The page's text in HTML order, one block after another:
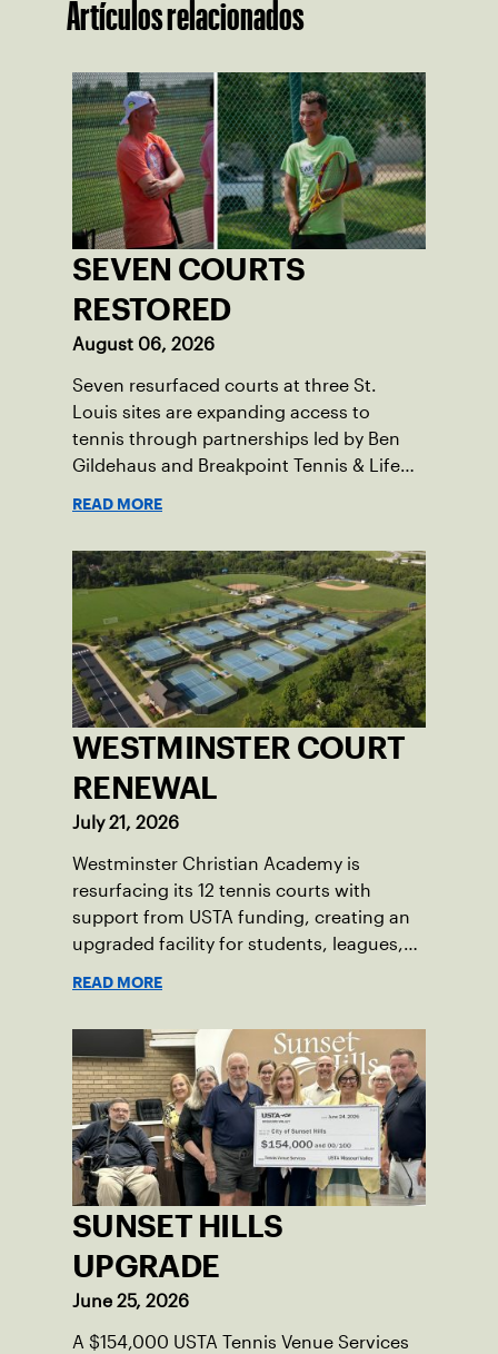
Artículos relacionados
SEVEN COURTS
RESTORED
August 06, 2026
Seven resurfaced courts at three St.
Louis sites are expanding access to
tennis through partnerships led by Ben
Gildehaus and Breakpoint Tennis & Life
READ MORE
WESTMINSTER COURT
RENEWAL
July 21, 2026
Westminster Christian Academy is
resurfacing its 12 tennis courts with
support from USTA funding, creating an
upgraded facility for students, leagues,
READ MORE
SUNSET HILLS
UPGRADE
June 25, 2026
A $154,000 USTA Tennis Venue Services